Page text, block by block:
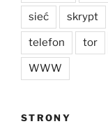
sieć skrypt
telefon tor
WWW
STRONY